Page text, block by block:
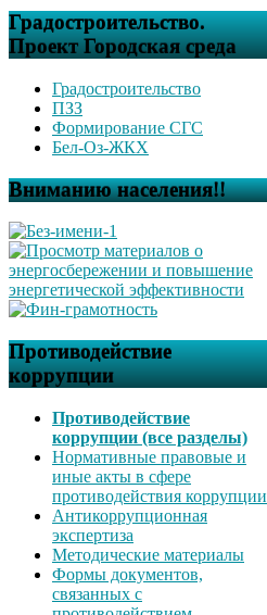
Градостроительство.
Проект Городская среда
Градостроительство
ПЗЗ
Формирование СГС
Бел-Оз-ЖКХ
Вниманию населения!!
Противодействие
коррупции
Противодействие
коррупции (все разделы)
Нормативные правовые и
иные акты в сфере
противодействия коррупции
Антикоррупционная
экспертиза
Методические материалы
Формы документов,
связанных с